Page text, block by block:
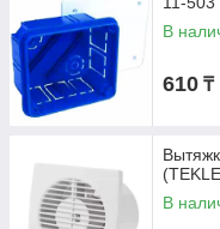
В
610 ₸
В